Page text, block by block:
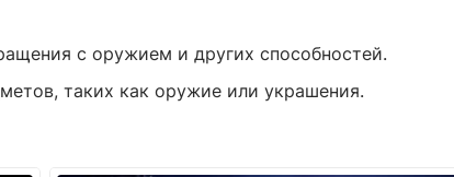
с оружием и других способностей.
таких как оружие или украшения.